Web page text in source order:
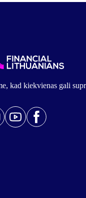
kad kiekvienas gali